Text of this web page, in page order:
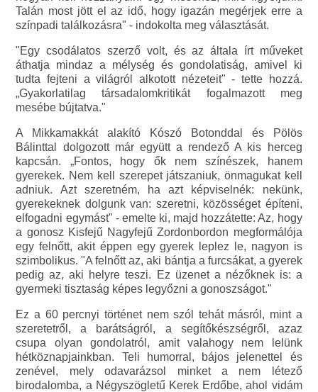
Talán most jött el az idő, hogy igazán megérjek erre a
színpadi találkozásra" - indokolta meg választását.
"Egy csodálatos szerző volt, és az általa írt műveket
áthatja mindaz a mélység és gondolatiság, amivel ki
tudta fejteni a világról alkotott nézeteit" - tette hozzá.
„Gyakorlatilag társadalomkritikát fogalmazott meg
mesébe bújtatva."
A Mikkamakkát alakító Kószó Botonddal és Pölös
Bálinttal dolgozott már együtt a rendező A kis herceg
kapcsán. „Fontos, hogy ők nem színészek, hanem
gyerekek. Nem kell szerepet játszaniuk, önmagukat kell
adniuk. Azt szeretném, ha azt képviselnék: nekünk,
gyerekeknek dolgunk van: szeretni, közösséget építeni,
elfogadni egymást" - emelte ki, majd hozzátette: Az, hogy
a gonosz Kisfejű Nagyfejű Zordonbordon megformálója
egy felnőtt, akit éppen egy gyerek leplez le, nagyon is
szimbolikus. "A felnőtt az, aki bántja a furcsákat, a gyerek
pedig az, aki helyre teszi. Ez üzenet a nézőknek is: a
gyermeki tisztaság képes legyőzni a gonoszságot."
Ez a 60 percnyi történet nem szól tehát másról, mint a
szeretetről, a barátságról, a segítőkészségről, azaz
csupa olyan gondolatról, amit valahogy nem lelünk
hétköznapjainkban. Teli humorral, bájos jelenettel és
zenével, mely odavarázsol minket a nem létező
birodalomba, a Négyszögletű Kerek Erdőbe, ahol vidám